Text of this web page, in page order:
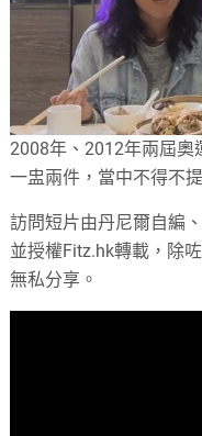
2008年、2012年兩屆
一盅兩件，當中不得不
訪問短片由丹尼爾自編
並授權Fitz.hk轉載，除
無私分享。